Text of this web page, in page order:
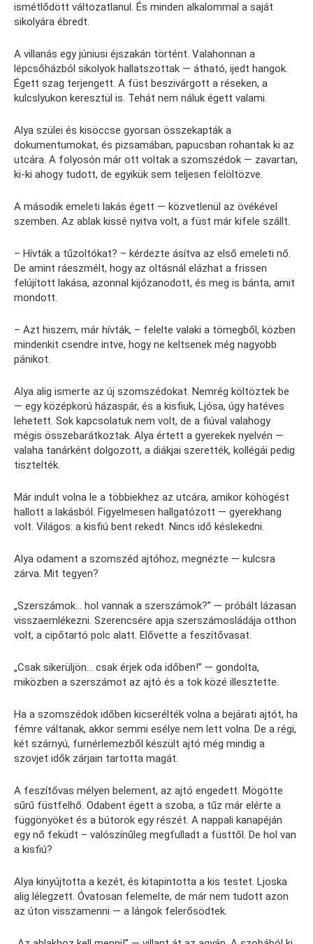
ismétlődött változatlanul. És minden alkalommal a saját
sikolyára ébredt.
A villanás egy júniusi éjszakán történt. Valahonnan a
lépcsőházból sikolyok hallatszottak — átható, ijedt hangok.
Égett szag terjengett. A füst beszivárgott a réseken, a
kulcslyukon keresztül is. Tehát nem náluk égett valami.
Alya szülei és kisöccse gyorsan összekapták a
dokumentumokat, és pizsamában, papucsban rohantak ki az
utcára. A folyosón már ott voltak a szomszédok — zavartan,
ki-ki ahogy tudott, de egyikük sem teljesen felöltözve.
A második emeleti lakás égett — közvetlenül az övékével
szemben. Az ablak kissé nyitva volt, a füst már kifele szállt.
– Hívták a tűzoltókat? – kérdezte ásítva az első emeleti nő.
De amint ráeszmélt, hogy az oltásnál elázhat a frissen
felújított lakása, azonnal kijózanodott, és meg is bánta, amit
mondott.
– Azt hiszem, már hívták, – felelte valaki a tömegből, közben
mindenkit csendre intve, hogy ne keltsenek még nagyobb
pánikot.
Alya alig ismerte az új szomszédokat. Nemrég költöztek be
— egy középkorú házaspár, és a kisfiuk, Ljósa, úgy hatéves
lehetett. Sok kapcsolatuk nem volt, de a fiúval valahogy
mégis összebarátkoztak. Alya értett a gyerekek nyelvén —
valaha tanárként dolgozott, a diákjai szerették, kollégái pedig
tisztelték.
Már indult volna le a többiekhez az utcára, amikor köhögést
hallott a lakásból. Figyelmesen hallgatózott — gyerekhang
volt. Világos: a kisfiú bent rekedt. Nincs idő késlekedni.
Alya odament a szomszéd ajtóhoz, megnézte — kulcsra
zárva. Mit tegyen?
„Szerszámok… hol vannak a szerszámok?” — próbált lázasan
visszaemlékezni. Szerencsére apja szerszámosládája otthon
volt, a cipőtartó polc alatt. Elővette a feszítővasat.
„Csak sikerüljön… csak érjek oda időben!” — gondolta,
miközben a szerszámot az ajtó és a tok közé illesztette.
Ha a szomszédok időben kicserélték volna a bejárati ajtót, ha
fémre váltanak, akkor semmi esélye nem lett volna. De a régi,
két szárnyú, furnérlemezből készült ajtó még mindig a
szovjet idők zárjain tartotta magát.
A feszítővas mélyen belement, az ajtó engedett. Mögötte
sűrű füstfelhő. Odabent égett a szoba, a tűz már elérte a
függönyöket és a bútorok egy részét. A nappali kanapéján
egy nő feküdt – valószínűleg megfulladt a füsttől. De hol van
a kisfiú?
Alya kinyújtotta a kezét, és kitapintotta a kis testet. Ljoska
alig lélegzett. Óvatosan felemelte, de már nem tudott azon
az úton visszamenni — a lángok felerősödtek.